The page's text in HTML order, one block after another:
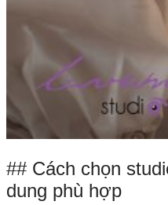
## Cách chọn
dung phù hợp